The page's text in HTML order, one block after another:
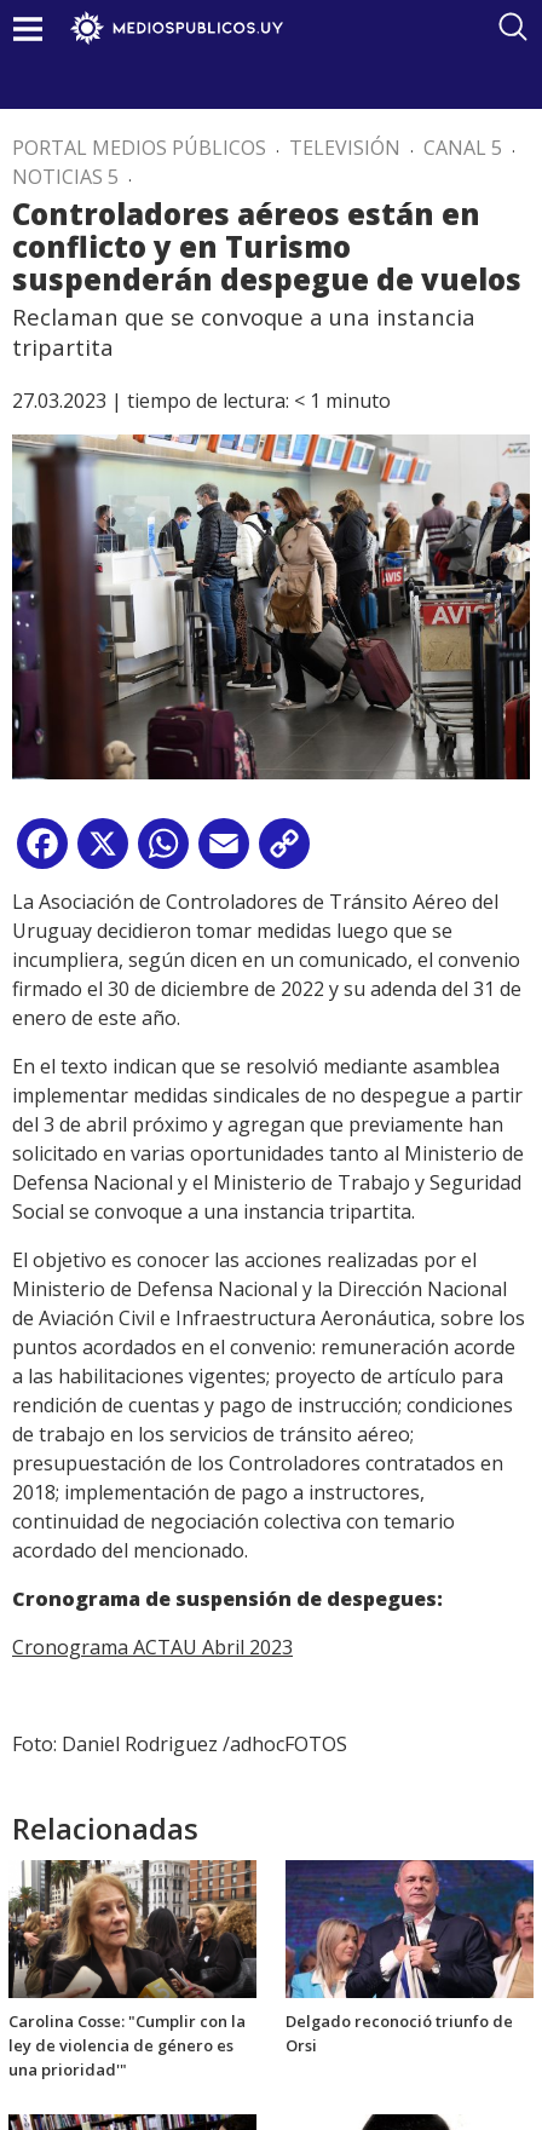
PORTAL MEDIOS PÚBLICOS . TELEVISIÓN . CANAL 5 .
NOTICIAS 5 .
Controladores aéreos están en
conflicto y en Turismo
suspenderán despegue de vuelos
Reclaman que se convoque a una instancia
tripartita
27.03.2023 | tiempo de lectura: < 1 minuto
Facebook
X WhatsApp
Email
Link
La Asociación de Controladores de Tránsito Aéreo del
Uruguay decidieron tomar medidas luego que se
incumpliera, según dicen en un comunicado, el convenio
firmado el 30 de diciembre de 2022 y su adenda del 31 de
enero de este año.
En el texto indican que se resolvió mediante asamblea
implementar medidas sindicales de no despegue a partir
del 3 de abril próximo y agregan que previamente han
solicitado en varias oportunidades tanto al Ministerio de
Defensa Nacional y el Ministerio de Trabajo y Seguridad
Social se convoque a una instancia tripartita.
El objetivo es conocer las acciones realizadas por el
Ministerio de Defensa Nacional y la Dirección Nacional
de Aviación Civil e Infraestructura Aeronáutica, sobre los
puntos acordados en el convenio: remuneración acorde
a las habilitaciones vigentes; proyecto de artículo para
rendición de cuentas y pago de instrucción; condiciones
de trabajo en los servicios de tránsito aéreo;
presupuestación de los Controladores contratados en
2018; implementación de pago a instructores,
continuidad de negociación colectiva con temario
acordado del mencionado.
Cronograma de suspensión de despegues:
Cronograma ACTAU Abril 2023
Foto: Daniel Rodriguez /adhocFOTOS
Relacionadas
Carolina Cosse: "Cumplir con la
ley de violencia de género es
una prioridad'"
Delgado reconoció triunfo de
Orsi